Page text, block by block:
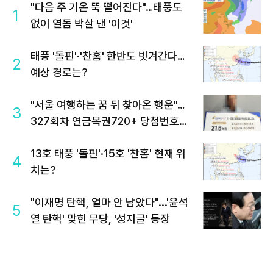
1
"다음 주 기온 뚝 떨어진다"…태풍도
없이 열돔 박살 낸 '이것'
2
태풍 '돌핀'·'찬홈' 한반도 빗겨간다…
예상 경로는?
3
"서울 여행하는 꿈 뒤 찾아온 행운"…
327회차 연금복권720+ 당첨번호조
4
13호 태풍 '돌핀'·15호 '찬홈' 현재 위
치는?
5
"이재명 탄핵, 얼마 안 남았다"...'윤석
열 탄핵' 맞힌 무당, '성지글' 등장